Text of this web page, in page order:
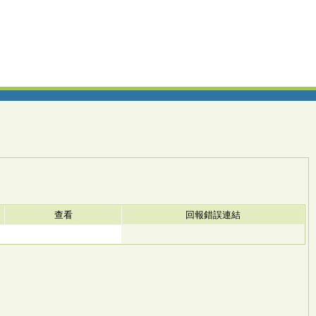
查看
回報錯誤連結